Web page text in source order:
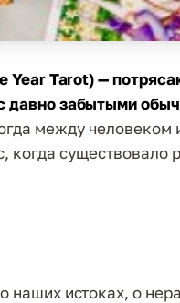
Year Tarot) —
давно забытыми
между человеком
когда существовало
наших истоках, о